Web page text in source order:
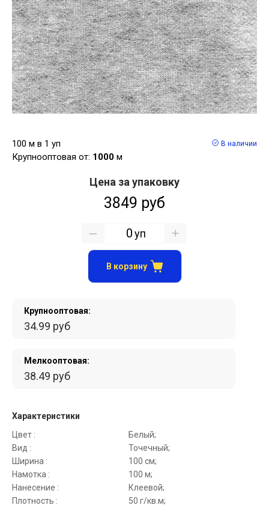
100 м в 1 уп
Крупнооптовая от: 1000 м
В наличии
Крупнооптовая:
34.99 руб
Мелкооптовая:
38.49 руб
Характеристики
Цвет :
Белый;
Вид :
Точечный;
Ширина :
100 см;
Намотка :
100 м;
Нанесение :
Клеевой;
Плотность :
50 г/кв.м;
Цена за упаковку
3849 руб
уп
В корзину